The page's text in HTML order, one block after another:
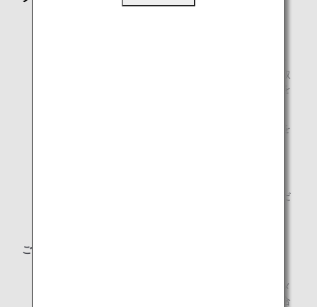
ルのお知らせを受け取りいただけます。なお、お受け取
りいただけるメールの内容は異なります。詳細は以下を
主にご予約（変更・解約含む）やご購入に関する情報を
ご予約時に「代表者メールアドレス」として登録いただ
ご注意：
は、ANAからのメールが自動的に迷惑メールやスパムメ
ールのフォルダに入れられたり、削除されたりする場合